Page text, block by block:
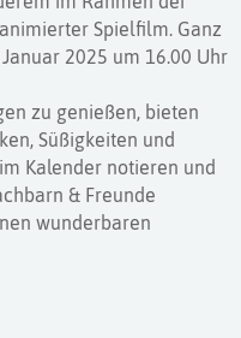
Spielfilm. Ganz
2025 um 16.00 Uhr
zu genießen, bieten
Süßigkeiten und
Kalender notieren und
& Freunde
wunderbaren